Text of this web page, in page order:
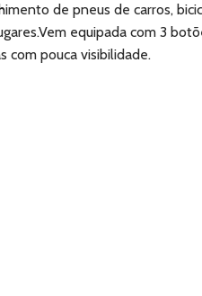
de pneus de carros,
equipada com 3
com pouca visibilidade.